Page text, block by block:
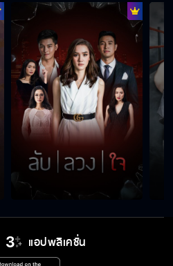
แอปพลิเคชั่น